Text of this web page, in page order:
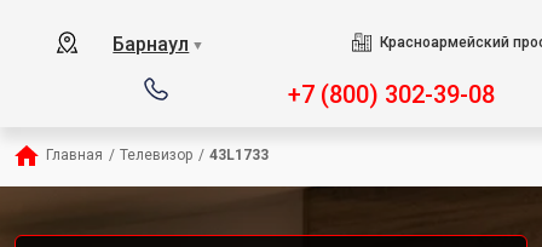
Барнаул ▼ Красноармейский
+7 (800) 302-39-08
Главная / Телевизор / 43L1733